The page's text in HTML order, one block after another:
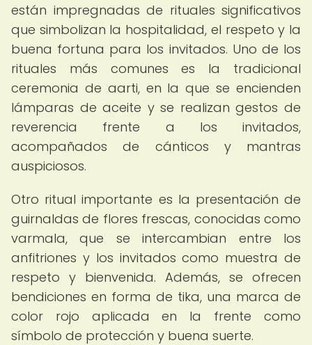
están impregnadas de rituales significativos
que simbolizan la hospitalidad, el respeto y la
buena fortuna para los invitados. Uno de los
rituales más comunes es la tradicional
ceremonia de aarti, en la que se encienden
lámparas de aceite y se realizan gestos de
reverencia frente a los invitados,
acompañados de cánticos y mantras
auspiciosos.
Otro ritual importante es la presentación de
guirnaldas de flores frescas, conocidas como
varmala, que se intercambian entre los
anfitriones y los invitados como muestra de
respeto y bienvenida. Además, se ofrecen
bendiciones en forma de tika, una marca de
color rojo aplicada en la frente como
símbolo de protección y buena suerte.